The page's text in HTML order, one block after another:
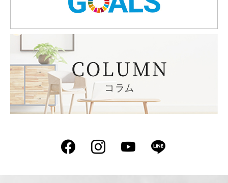
Facebook
Instagram
YouTube